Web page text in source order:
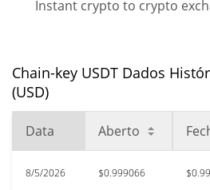
Instant crypto to crypto
Chain-key USDT Dados
(USD)
Data Aberto
8/5/2026 $0.999066